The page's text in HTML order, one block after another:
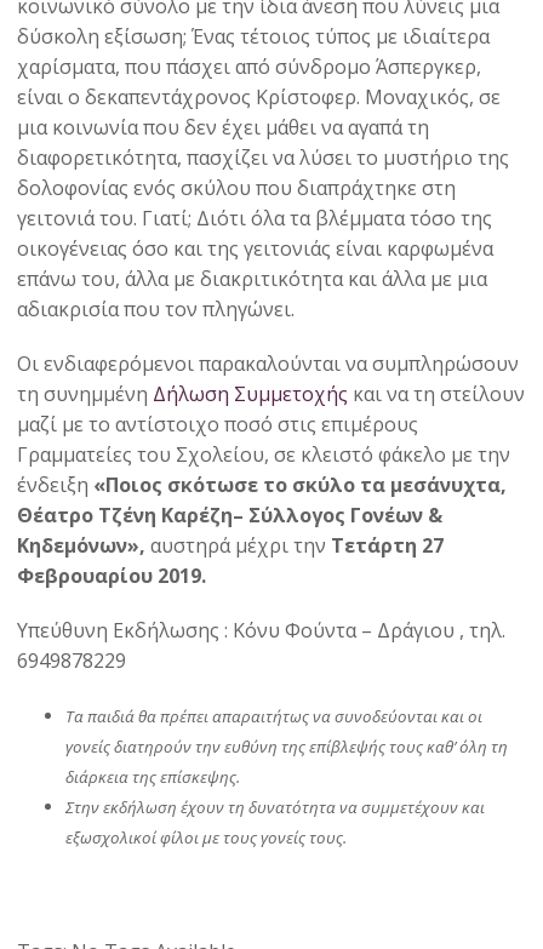
κοινωνικό σύνολο με την ίδια άνεση που λύνεις μια
δύσκολη εξίσωση; Ένας τέτοιος τύπος με ιδιαίτερα
χαρίσματα, που πάσχει από σύνδρομο Άσπεργκερ,
είναι ο δεκαπεντάχρονος Κρίστοφερ. Μοναχικός, σε
μια κοινωνία που δεν έχει μάθει να αγαπά τη
διαφορετικότητα, πασχίζει να λύσει το μυστήριο της
δολοφονίας ενός σκύλου που διαπράχτηκε στη
γειτονιά του. Γιατί; Διότι όλα τα βλέμματα τόσο της
οικογένειας όσο και της γειτονιάς είναι καρφωμένα
επάνω του, άλλα με διακριτικότητα και άλλα με μια
αδιακρισία που τον πληγώνει.
Οι ενδιαφερόμενοι παρακαλούνται να συμπληρώσουν
τη συνημμένη Δήλωση Συμμετοχής και να τη στείλουν
μαζί με το αντίστοιχο ποσό στις επιμέρους
Γραμματείες του Σχολείου, σε κλειστό φάκελο με την
ένδειξη «Ποιος σκότωσε το σκύλο τα μεσάνυχτα,
Θέατρο Τζένη Καρέζη– Σύλλογος Γονέων &
Κηδεμόνων», αυστηρά μέχρι την Τετάρτη 27
Φεβρουαρίου 2019.
Υπεύθυνη Εκδήλωσης : Κόνυ Φούντα – Δράγιου , τηλ.
6949878229
Τα παιδιά θα πρέπει απαραιτήτως να συνοδεύονται και οι
γονείς διατηρούν την ευθύνη της επίβλεψής τους καθ’ όλη τη
διάρκεια της επίσκεψης.
Στην εκδήλωση έχουν τη δυνατότητα να συμμετέχουν και
εξωσχολικοί φίλοι με τους γονείς τους.